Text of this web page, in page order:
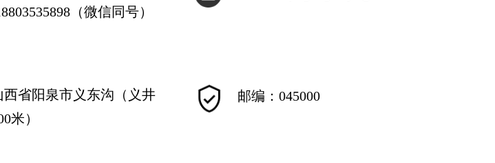
（微信同号）
西省阳泉市义东沟（义井
米）
邮编：045000